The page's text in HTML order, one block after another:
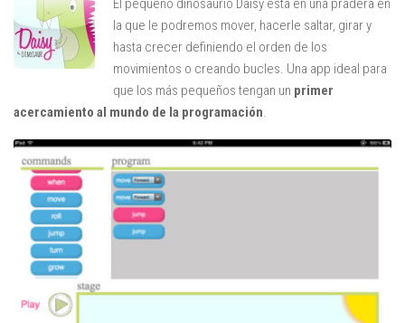
El pequeño dinosaurio Daisy está en una pradera en
la que le podremos mover, hacerle saltar, girar y
hasta crecer definiendo el orden de los
movimientos o creando bucles. Una app ideal para
que los más pequeños tengan un primer
acercamiento al mundo de la programación.